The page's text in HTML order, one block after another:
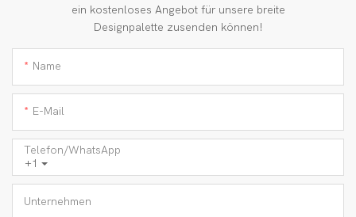
ein kostenloses Angebot für unsere breite
Designpalette zusenden können!
Name
E-Mail
+1
Telefon/WhatsApp
Unternehmen